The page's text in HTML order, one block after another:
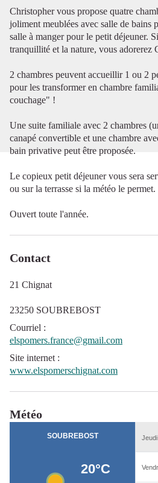
Christopher vous propose quatre
joliment meublées avec salle de bains
salle à manger pour le petit déjeuner.
tranquillité et la nature, vous adorerez
2 chambres peuvent accueillir 1 ou 2
pour les transformer en chambre
couchage" !
Une suite familiale avec 2 chambres
canapé convertible et une chambre
bain privative peut être proposée.
Le copieux petit déjeuner vous sera
ou sur la terrasse si la météo le permet.
Ouvert toute l'année.
Contact
21 Chignat
23250 SOUBREBOST
Courriel :
elspomers.france@gmail.com
Site internet :
www.elspomerschignat.com
Météo